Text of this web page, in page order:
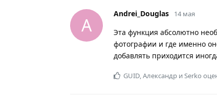
A
Andrei_Douglas 14 мая
Эта функция абсолютно
фотографии и где именно
добавлять приходится
GUID,Александр иSerko